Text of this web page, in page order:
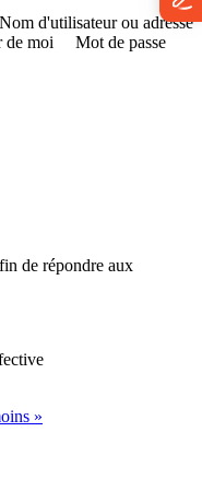
d'utilisateur ou adresse
de moi Mot de passe
de répondre aux
»